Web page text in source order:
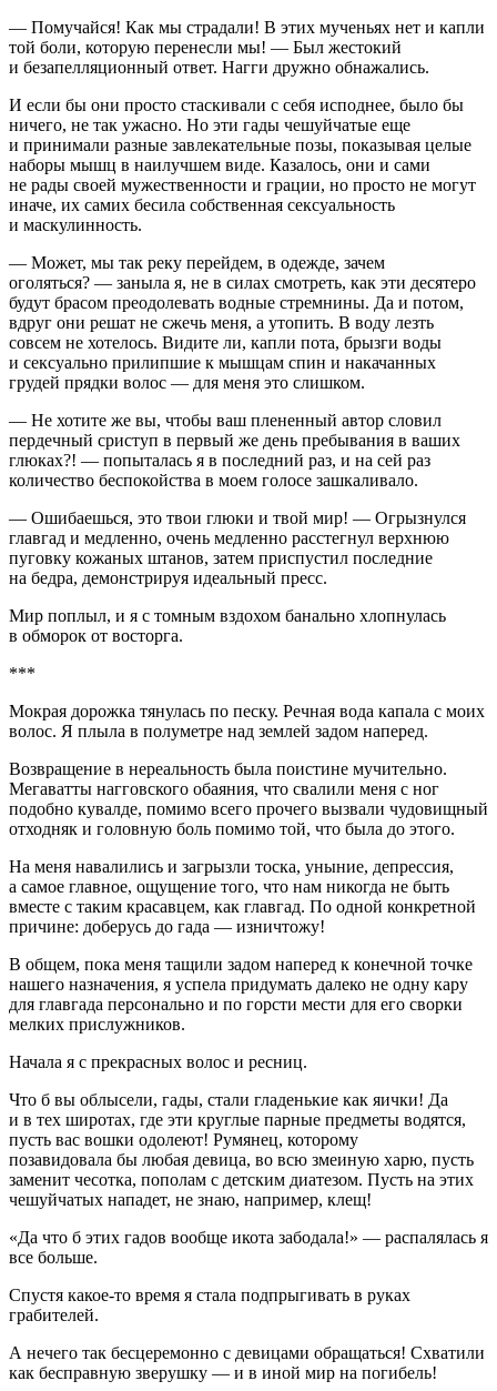
— Помучайся! Как мы страдали! В этих мученьях нет и капли
той боли, которую перенесли мы! — Был жестокий
и безапелляционный ответ. Нагги дружно обнажались.
И если бы они просто стаскивали с себя исподнее, было бы
ничего, не так ужасно. Но эти гады чешуйчатые еще
и принимали разные завлекательные позы, показывая целые
наборы мышц в наилучшем виде. Казалось, они и сами
не рады своей мужественности и грации, но просто не могут
иначе, их самих бесила собственная сексуальность
и маскулинность.
— Может, мы так реку перейдем, в одежде, зачем
оголяться? — заныла я, не в силах смотреть, как эти десятеро
будут брасом преодолевать водные стремнины. Да и потом,
вдруг они решат не сжечь меня, а утопить. В воду лезть
совсем не хотелось. Видите ли, капли пота, брызги воды
и сексуально прилипшие к мышцам спин и накачанных
грудей прядки волос — для меня это слишком.
— Не хотите же вы, чтобы ваш плененный автор словил
пердечный сриступ в первый же день пребывания в ваших
глюках?! — попыталась я в последний раз, и на сей раз
количество беспокойства в моем голосе зашкаливало.
— Ошибаешься, это твои глюки и твой мир! — Огрызнулся
главгад и медленно, очень медленно расстегнул верхнюю
пуговку кожаных штанов, затем приспустил последние
на бедра, демонстрируя идеальный пресс.
Мир поплыл, и я с томным вздохом банально хлопнулась
в обморок от восторга.
***
Мокрая дорожка тянулась по песку. Речная вода капала с моих
волос. Я плыла в полуметре над землей задом наперед.
Возвращение в нереальность была поистине мучительно.
Мегаватты нагговского обаяния, что свалили меня с ног
подобно кувалде, помимо всего прочего вызвали чудовищный
отходняк и головную боль помимо той, что была до этого.
На меня навалились и загрызли тоска, уныние, депрессия,
а самое главное, ощущение того, что нам никогда не быть
вместе с таким красавцем, как главгад. По одной конкретной
причине: доберусь до гада — изничтожу!
В общем, пока меня тащили задом наперед к конечной точке
нашего назначения, я успела придумать далеко не одну кару
для главгада персонально и по горсти мести для его сворки
мелких прислужников.
Начала я с прекрасных волос и ресниц.
Что б вы облысели, гады, стали гладенькие как яички! Да
и в тех широтах, где эти круглые парные предметы водятся,
пусть вас вошки одолеют! Румянец, которому
позавидовала бы любая девица, во всю змеиную харю, пусть
заменит чесотка, пополам с детским диатезом. Пусть на этих
чешуйчатых нападет, не знаю, например, клещ!
«Да что б этих гадов вообще икота забодала!» — распалялась я
все больше.
Спустя какое-то время я стала подпрыгивать в руках
грабителей.
А нечего так бесцеремонно с девицами обращаться! Схватили
как бесправную зверушку — и в иной мир на погибель!